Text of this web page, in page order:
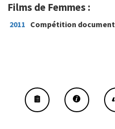
Films de Femmes :
2011 Compétition